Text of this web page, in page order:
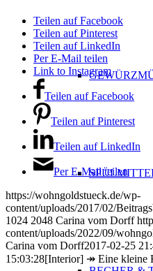
Teilen auf Facebook
Teilen auf Pinterest
Teilen auf LinkedIn
Per E-Mail teilen
Link to Instagram
Teilen auf Facebook
Teilen auf Pinterest
Teilen auf LinkedIn
Per E-Mail teilen
https://wohngoldstueck.de/wp-
content/uploads/2017/02/
1024 2048 Carina vom Dorff
content/uploads/2022/09/
Carina vom Dorff2017-02-25
15:03:28[Interior] ↠ Eine kleine